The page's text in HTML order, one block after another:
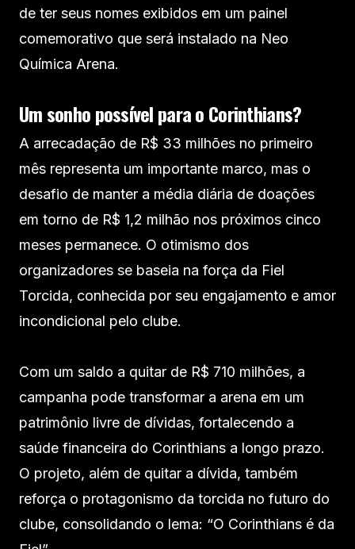
de ter seus nomes exibidos em um painel
comemorativo que será instalado na Neo
Química Arena.
Um sonho possível para o Corinthians?
A arrecadação de R$ 33 milhões no primeiro
mês representa um importante marco, mas o
desafio de manter a média diária de doações
em torno de R$ 1,2 milhão nos próximos cinco
meses permanece. O otimismo dos
organizadores se baseia na força da Fiel
Torcida, conhecida por seu engajamento e amor
incondicional pelo clube.
Com um saldo a quitar de R$ 710 milhões, a
campanha pode transformar a arena em um
patrimônio livre de dívidas, fortalecendo a
saúde financeira do Corinthians a longo prazo.
O projeto, além de quitar a dívida, também
reforça o protagonismo da torcida no futuro do
clube, consolidando o lema: “O Corinthians é da